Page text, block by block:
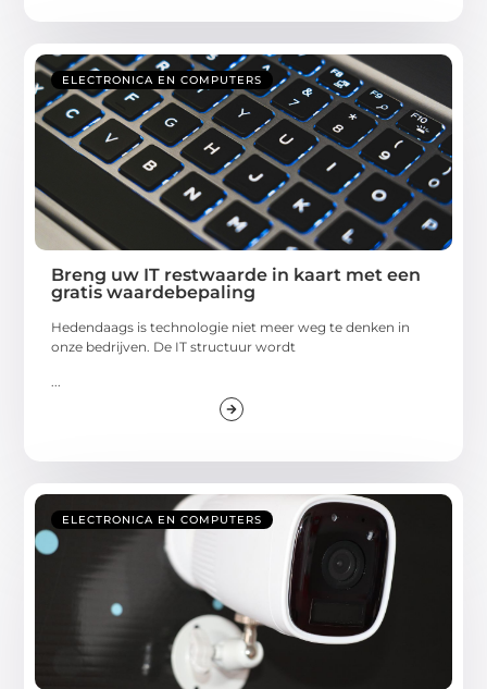
ELECTRONICA EN COMPUTERS
Breng uw IT restwaarde in kaart met een
gratis waardebepaling
Hedendaags is technologie niet meer weg te denken in
onze bedrijven. De IT structuur wordt
...
ELECTRONICA EN COMPUTERS